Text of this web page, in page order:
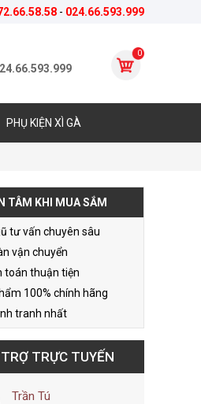
0
PHỤ KIỆN XÌ GÀ
TÂM KHI MUA SẮM
tư vấn chuyên sâu
vận chuyển
toán thuận tiện
100% chính hãng
tranh nhất
TRỰC TUYẾN
Trần Tú
- 024.66.593.999